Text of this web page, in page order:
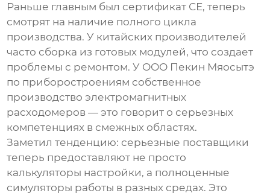
Раньше главным был сертификат СЕ, теперь
смотрят на наличие полного цикла
производства. У китайских производителей
часто сборка из готовых модулей, что создает
проблемы с ремонтом. У ООО Пекин Мяосытэ
по приборостроениям собственное
производство электромагнитных
расходомеров — это говорит о серьезных
компетенциях в смежных областях.
Заметил тенденцию: серьезные поставщики
теперь предоставляют не просто
калькуляторы настройки, а полноценные
симуляторы работы в разных средах. Это